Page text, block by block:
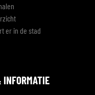
er in de stad